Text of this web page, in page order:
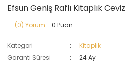
Efsun Geniş Raflı Kitaplık Ceviz
(0) Yorum - 0 Puan
Kategori
Kitaplık
Garanti Süresi
24 Ay